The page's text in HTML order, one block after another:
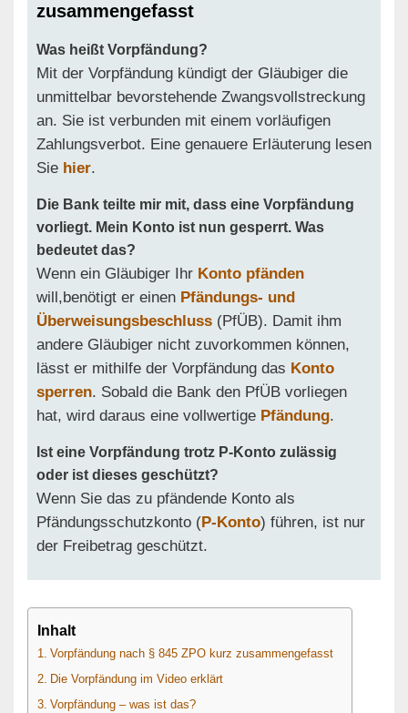
zusammengefasst
Was heißt Vorpfändung?
Mit der Vorpfändung kündigt der Gläubiger die
unmittelbar bevorstehende Zwangsvollstreckung
an. Sie ist verbunden mit einem vorläufigen
Zahlungsverbot. Eine genauere Erläuterung lesen
Sie hier.
Die Bank teilte mir mit, dass eine Vorpfändung
vorliegt. Mein Konto ist nun gesperrt. Was
bedeutet das?
Wenn ein Gläubiger Ihr Konto pfänden
will,benötigt er einen Pfändungs- und
Überweisungsbeschluss (PfÜB). Damit ihm
andere Gläubiger nicht zuvorkommen können,
lässt er mithilfe der Vorpfändung das Konto
sperren. Sobald die Bank den PfÜB vorliegen
hat, wird daraus eine vollwertige Pfändung.
Ist eine Vorpfändung trotz P-Konto zulässig
oder ist dieses geschützt?
Wenn Sie das zu pfändende Konto als
Pfändungsschutzkonto (P-Konto) führen, ist nur
der Freibetrag geschützt.
Inhalt
Vorpfändung nach § 845 ZPO kurz zusammengefasst
Die Vorpfändung im Video erklärt
Vorpfändung – was ist das?